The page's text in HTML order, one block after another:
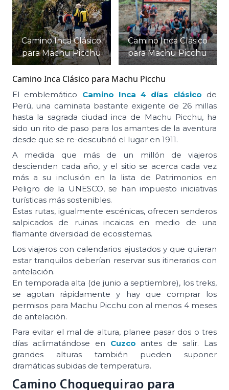
Camino Inca Clásico
para Machu Picchu
Camino Inca Clásico
para Machu Picchu
Camino Inca Clásico para Machu Picchu
El emblemático Camino Inca 4 días clásico de
Perú, una caminata bastante exigente de 26 millas
hasta la sagrada ciudad inca de Machu Picchu, ha
sido un rito de paso para los amantes de la aventura
desde que se re-descubrió el lugar en 1911.
A medida que más de un millón de viajeros
descienden cada año, y el sitio se acerca cada vez
más a su inclusión en la lista de Patrimonios en
Peligro de la UNESCO, se han impuesto iniciativas
turísticas más sostenibles.
Estas rutas, igualmente escénicas, ofrecen senderos
salpicados de ruinas incaicas en medio de una
flamante diversidad de ecosistemas.
Los viajeros con calendarios ajustados y que quieran
estar tranquilos deberían reservar sus itinerarios con
antelación.
En temporada alta (de junio a septiembre), los treks,
se agotan rápidamente y hay que comprar los
permisos para Machu Picchu con al menos 4 meses
de antelación.
Para evitar el mal de altura, planee pasar dos o tres
días aclimatándose en Cuzco antes de salir. Las
grandes alturas también pueden suponer
dramáticas subidas de temperatura.
Camino Choquequirao para